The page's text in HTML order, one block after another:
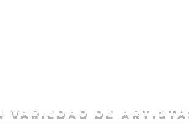
variedad de